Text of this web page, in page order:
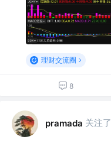
理财交流圈
8
pramada 关注了